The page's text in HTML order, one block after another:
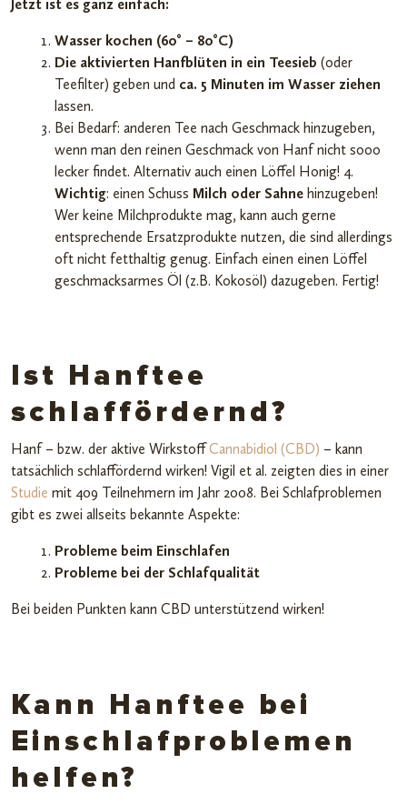
Jetzt ist es ganz einfach:
Wasser kochen (60° – 80°C)
Die aktivierten Hanfblüten in ein Teesieb (oder
Teefilter) geben und ca. 5 Minuten im Wasser ziehen
lassen.
Bei Bedarf: anderen Tee nach Geschmack hinzugeben,
wenn man den reinen Geschmack von Hanf nicht sooo
lecker findet. Alternativ auch einen Löffel Honig! 4.
Wichtig: einen Schuss Milch oder Sahne hinzugeben!
Wer keine Milchprodukte mag, kann auch gerne
entsprechende Ersatzprodukte nutzen, die sind allerdings
oft nicht fetthaltig genug. Einfach einen einen Löffel
geschmacksarmes Öl (z.B. Kokosöl) dazugeben. Fertig!
Ist Hanftee
schlaffördernd?
Hanf – bzw. der aktive WirkstoffCannabidiol (CBD) – kann
tatsächlich schlaffördernd wirken! Vigil et al. zeigten dies in einer
Studie mit 409 Teilnehmern im Jahr 2008. Bei Schlafproblemen
gibt es zwei allseits bekannte Aspekte:
Probleme beim Einschlafen
Probleme bei der Schlafqualität
Bei beiden Punkten kann CBD unterstützend wirken!
Kann Hanftee bei
Einschlafproblemen
helfen?